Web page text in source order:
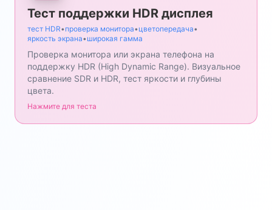
Тест поддержки HDR дисплея
тест HDR•проверка монитора•цветопередача•
яркость экрана•широкая гамма
Проверка монитора или экрана телефона на
поддержку HDR (High Dynamic Range). Визуальное
сравнение SDR и HDR, тест яркости и глубины
цвета.
Нажмите для теста